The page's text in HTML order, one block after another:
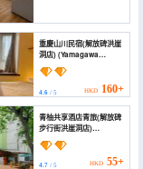
放碑步行街洪崖洞店) (YUE YA
Pedestrian
))
185+
重慶山川民宿(解放碑洪崖
洞店) (Yamagawa
Homestay)
4.6/ 5 HKD 160+
青柚共享酒店青旅(解放碑
步行街洪崖洞店)
(Qingyou Sharing Hotel
(Monument to the
people's Liberation
4.7/ 5 HKD 55+